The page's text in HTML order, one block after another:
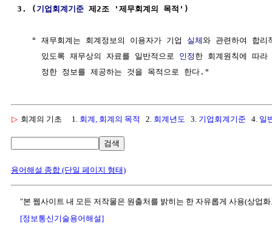
3. ( 기업회계기준 제2조 '제무회계의 목적')
   " 재무회계는 회계정보의 이용자가 기업
실체와 관련하여 합
     있도록 재무상의 자료를 일반적으로
인정 한 회계원칙에 따라
▷ 회계의 기초 1. 회계, 회계의 목적 2. 회계년도 3. 기업회계기준 4. 일
검색
용어해설 종합 (단일 페이지 형태)
"본 웹사이트 내 모든 저작물은 원출처를 밝히는 한 자유롭게 사용(상업
[정보통신기술용어해설]